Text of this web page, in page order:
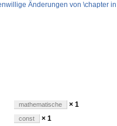
Änderungen von \chapter
mathematische × 1
const × 1